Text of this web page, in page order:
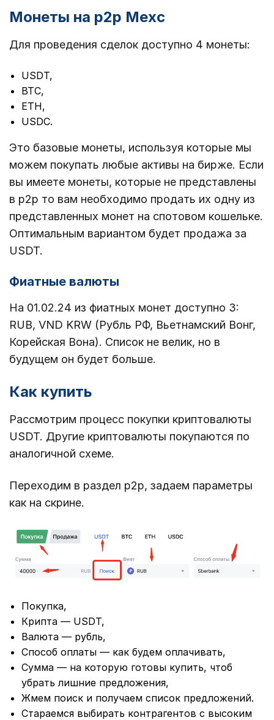
Монеты на p2p Mexc
Для проведения сделок доступно 4 монеты:
USDT,
BTC,
ETH,
USDC.
Это базовые монеты, используя которые мы
можем покупать любые активы на бирже. Если
вы имеете монеты, которые не представлены
в p2p то вам необходимо продать их одну из
представленных монет на спотовом кошельке.
Оптимальным вариантом будет продажа за
USDT.
Фиатные валюты
На 01.02.24 из фиатных монет доступно 3:
RUB, VND KRW (Рубль РФ, Вьетнамский Вонг,
Корейская Вона). Список не велик, но в
будущем он будет больше.
Как купить
Рассмотрим процесс покупки криптовалюты
USDT. Другие криптовалюты покупаются по
аналогичной схеме.
Переходим в раздел p2p, задаем параметры
как на скрине.
Покупка,
Крипта — USDT,
Валюта — рубль,
Способ оплаты — как будем оплачивать,
Сумма — на которую готовы купить, чтоб
убрать лишние предложения,
Жмем поиск и получаем список предложений.
Стараемся выбирать контрагентов с высоким